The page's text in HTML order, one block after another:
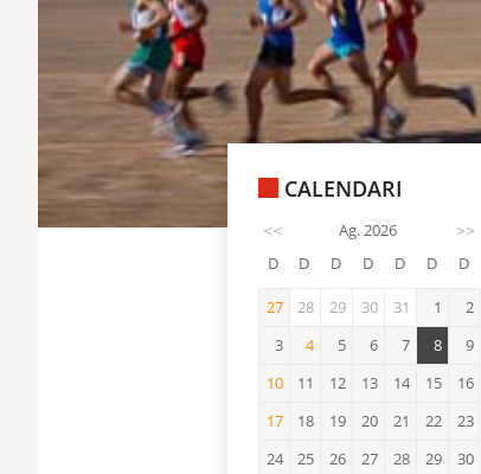
CALENDARI
<< Ag. 2026 >>
D D D D D D D
27 28 29 30 31 1
2
3
4 5 6 7 8
9
10
10
11 12 13 14 15
16
17
17
18 19 20 21 22
23
24
25 26 27 28 29
30